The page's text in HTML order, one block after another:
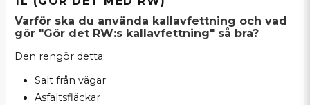
Varför ska du använda kallavfettning och vad
gör "Gör det RW:s kallavfettning" så bra?
Den rengör detta:
Salt från vägar
Asfaltsfläckar